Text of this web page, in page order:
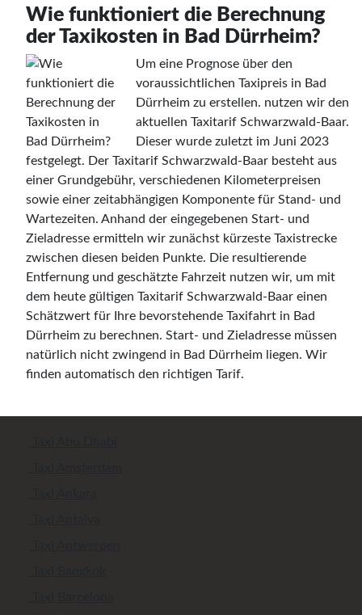
Wie funktioniert die Berechnung
der Taxikosten in Bad Dürrheim?
Um eine Prognose über den
voraussichtlichen Taxipreis in Bad
Dürrheim zu erstellen. nutzen wir den
aktuellen Taxitarif Schwarzwald-Baar.
Dieser wurde zuletzt im Juni 2023
festgelegt. Der Taxitarif Schwarzwald-Baar besteht aus
einer Grundgebühr, verschiedenen Kilometerpreisen
sowie einer zeitabhängigen Komponente für Stand- und
Wartezeiten. Anhand der eingegebenen Start- und
Zieladresse ermitteln wir zunächst kürzeste Taxistrecke
zwischen diesen beiden Punkte. Die resultierende
Entfernung und geschätzte Fahrzeit nutzen wir, um mit
dem heute gültigen Taxitarif Schwarzwald-Baar einen
Schätzwert für Ihre bevorstehende Taxifahrt in Bad
Dürrheim zu berechnen. Start- und Zieladresse müssen
natürlich nicht zwingend in Bad Dürrheim liegen. Wir
finden automatisch den richtigen Tarif.